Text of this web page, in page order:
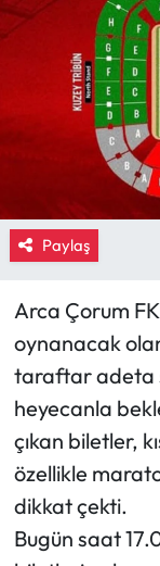
Paylaş
Arca Çorum
oynanacak
taraftar adeta
heyecanla
çıkan biletler,
özellikle
dikkat çekti.
Bugün saat
Güncel
İskilip
Kargı
Kimdir?
Laçin
Magazin
Mecitözü
Oğuzlar
Ortaköy